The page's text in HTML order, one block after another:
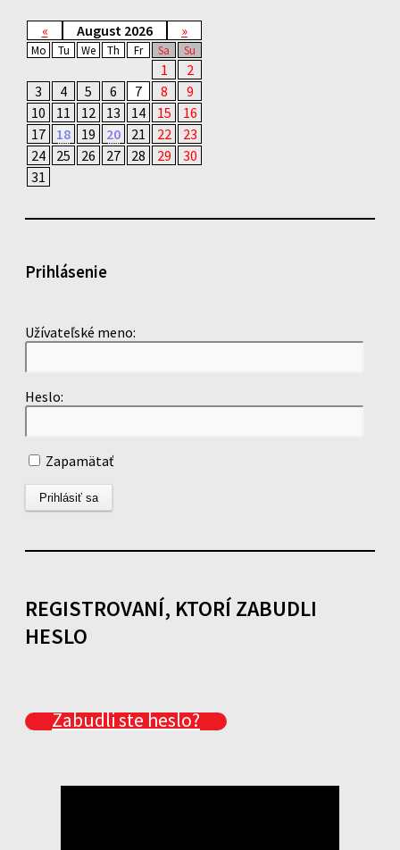
« August 2026 »
Mo Tu We Th Fr Sa Su
1
2
3
4 5 6 7 8
9
10
11 12 13 14 15
16
17
18 19 20 21 22
23
24
25 26 27 28 29
30
31
Prihlásenie
Užívateľské meno:
Heslo:
Zapamätať
REGISTROVANÍ, KTORÍ ZABUDLI
HESLO
Zabudli ste heslo?